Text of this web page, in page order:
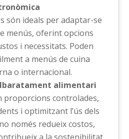
són ideals per adaptar-se
menús, oferint opcions
i necessitats. Poden
a menús de cuina
o internacional.
alimentari
proporcions controlades,
i optimitzant l’ús dels
només redueix costos,